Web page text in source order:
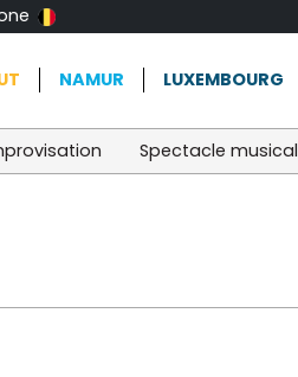
NAMUR LUXEMBOURG
Spectacle musical